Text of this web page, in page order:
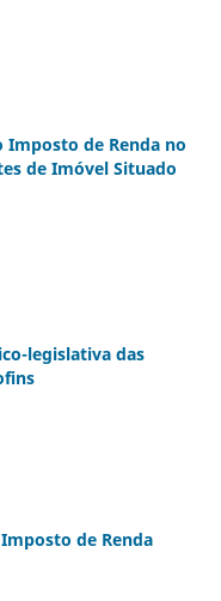
Imposto de Renda no
de Imóvel Situado
legislativa das
de Renda